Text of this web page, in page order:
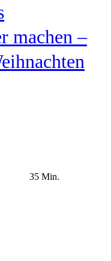
machen –
35 Min.